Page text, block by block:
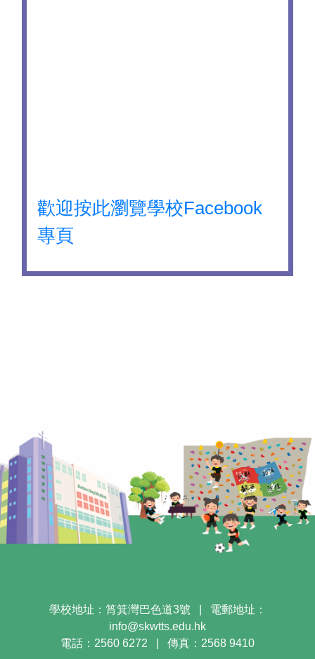
歡迎按此瀏覽學校Facebook
專頁
學校地址：筲箕灣巴色道3號
電郵地址：
info@skwtts.edu.hk
電話：2560 6272
傳真：2568 9410